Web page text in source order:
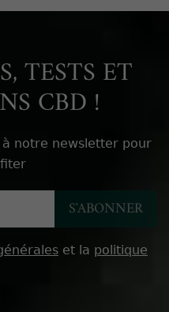
TESTS ET
CBD !
à notre newsletter pour
et la politique